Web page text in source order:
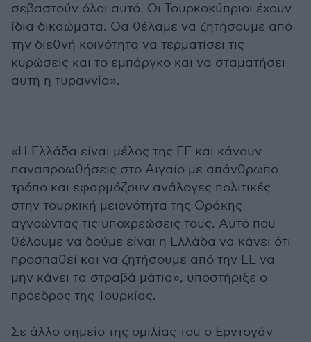
σεβαστούν όλοι αυτό. Οι Τουρκοκύπριοι έχουν
ίδια δικαώματα. Θα θέλαμε να ζητήσουμε από
την διεθνή κοινότητα να τερματίσει τις
κυρώσεις και το εμπάργκο και να σταματήσει
αυτή η τυραννία».
«Η Ελλάδα είναι μέλος της ΕΕ και κάνουν
παναπροωθήσεις στο Αιγαίο με απάνθρωπο
τρόπο και εφαρμόζουν ανάλογες πολιτικές
στην τουρκική μειονότητα της Θράκης
αγνοώντας τις υποχρεώσεις τους. Αυτό που
θέλουμε να δούμε είναι η Ελλάδα να κάνει ότι
προσπαθεί και να ζητήσουμε από την ΕΕ να
μην κάνει τα στραβά μάτια», υποστήριξε ο
πρόεδρος της Τουρκίας.
Σε άλλο σημείο της ομιλίας του ο Ερντογάν